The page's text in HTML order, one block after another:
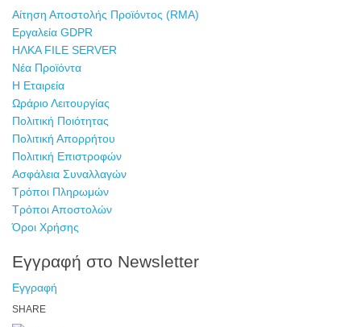
Αίτηση Αποστολής Προϊόντος (RMA)
Εργαλεία GDPR
ΗΛΚΑ FILE SERVER
Νέα Προϊόντα
Η Εταιρεία
Ωράριο Λειτουργίας
Πολιτική Ποιότητας
Πολιτική Απορρήτου
Πολιτική Επιστροφών
Ασφάλεια Συναλλαγών
Τρόποι Πληρωμών
Τρόποι Αποστολών
Όροι Χρήσης
Eγγραφή στο Newsletter
Εγγραφή
SHARE